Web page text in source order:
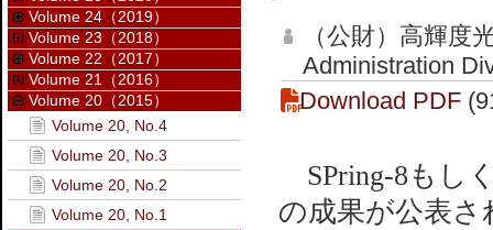
（公財）高輝
Administration
Download PDF
SPring-8もし
の成果が公表さ
Volume 24（2019）
Volume 23（2018）
Volume 22（2017）
Volume 21（2016）
Volume 20（2015）
Volume 20, No.4
Volume 20, No.3
Volume 20, No.2
Volume 20, No.1